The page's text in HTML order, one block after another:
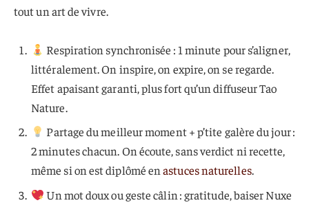
tout un art de vivre.
Respiration synchronisée : 1 minute pour s’aligner,
littéralement. On inspire, on expire, on se regarde.
Effet apaisant garanti, plus fort qu’un diffuseur Tao
Nature.
Partage du meilleur moment + p’tite galère du jour :
2 minutes chacun. On écoute, sans verdict ni recette,
même si on est diplômé enastuces naturelles.
Un mot doux ou geste câlin : gratitude, baiser Nuxe